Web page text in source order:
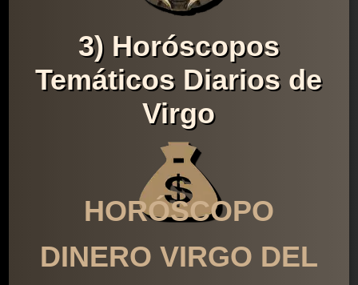
3) Horóscopos
Temáticos Diarios de
Virgo
HORÓSCOPO
DINERO VIRGO DEL